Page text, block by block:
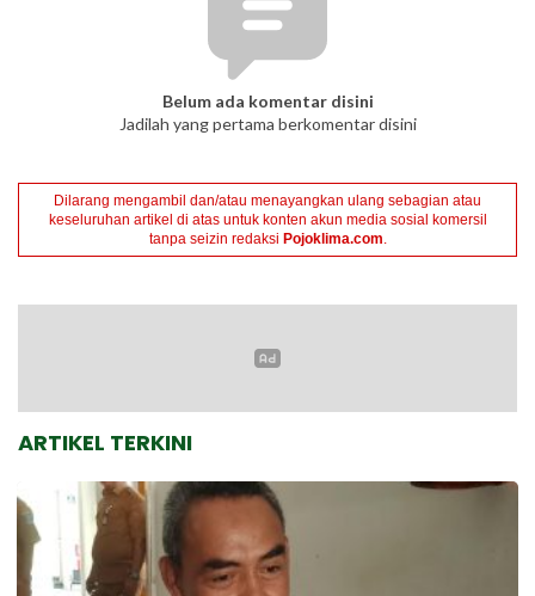
Belum ada komentar disini
Jadilah yang pertama berkomentar disini
Dilarang mengambil dan/atau menayangkan ulang sebagian atau
keseluruhan artikel di atas untuk konten akun media sosial komersil
tanpa seizin redaksi Pojoklima.com.
ARTIKEL TERKINI